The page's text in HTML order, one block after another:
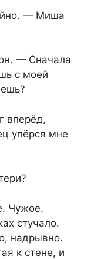
— Миша
— Сначала
с моей
вперёд,
упёрся мне
Чужое.
стучало.
надрывно.
к стене, и